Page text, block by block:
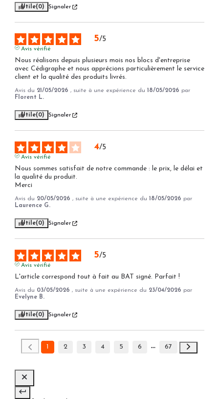
Utile(0) Signaler
5/5
Avis vérifié
Nous réalisons depuis plusieurs mois nos blocs d'entreprise
avec Cédigraphe et nous apprécions particulièrement le service
client et la qualité des produits livrés.
Avis du 21/05/2026 , suite à une expérience du 18/05/2026 par
Florent L.
Utile(0) Signaler
4/5
Avis vérifié
Nous sommes satisfait de notre commande : le prix, le délai et
la qualité du produit.
Merci
Avis du 20/05/2026 , suite à une expérience du 18/05/2026 par
Laurence G.
Utile(0) Signaler
5/5
Avis vérifié
L'article correspond tout à fait au BAT signé. Parfait !
Avis du 03/05/2026 , suite à une expérience du 23/04/2026 par
Evelyne B.
Utile(0) Signaler
1 2 3 4 5 6 67